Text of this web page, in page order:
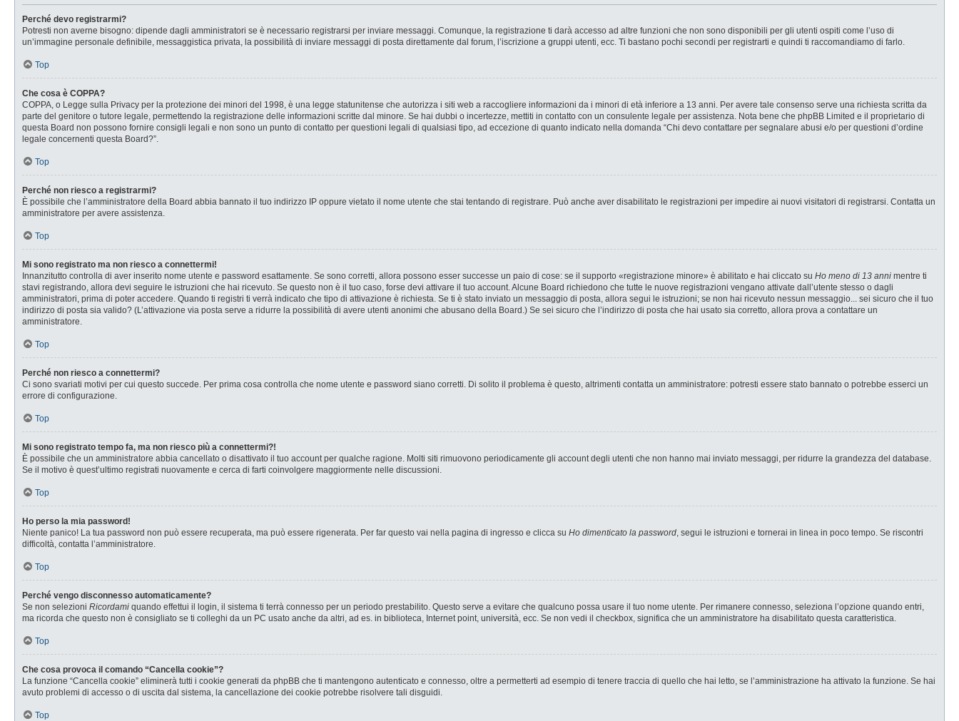
Perché devo registrarmi?
Potresti non averne bisogno: dipende dagli amministratori se è necessario registrarsi per inviare messaggi. Comunque, la registrazione ti darà accesso ad altre funzioni che non sono disponibili per gli utenti ospiti come l’uso di
un’immagine personale definibile, messaggistica privata, la possibilità di inviare messaggi di posta direttamente dal forum, l’iscrizione a gruppi utenti, ecc. Ti bastano pochi secondi per registrarti e quindi ti raccomandiamo di farlo.
Top
Che cosa è COPPA?
COPPA, o Legge sulla Privacy per la protezione dei minori del 1998, è una legge statunitense che autorizza i siti web a raccogliere informazioni da i minori di età inferiore a 13 anni. Per avere tale consenso serve una richiesta scritta da
parte del genitore o tutore legale, permettendo la registrazione delle informazioni scritte dal minore. Se hai dubbi o incertezze, mettiti in contatto con un consulente legale per assistenza. Nota bene che phpBB Limited e il proprietario di
questa Board non possono fornire consigli legali e non sono un punto di contatto per questioni legali di qualsiasi tipo, ad eccezione di quanto indicato nella domanda “Chi devo contattare per segnalare abusi e/o per questioni d’ordine
legale concernenti questa Board?”.
Top
Perché non riesco a registrarmi?
È possibile che l’amministratore della Board abbia bannato il tuo indirizzo IP oppure vietato il nome utente che stai tentando di registrare. Può anche aver disabilitato le registrazioni per impedire ai nuovi visitatori di registrarsi. Contatta un
amministratore per avere assistenza.
Top
Mi sono registrato ma non riesco a connettermi!
Innanzitutto controlla di aver inserito nome utente e password esattamente. Se sono corretti, allora possono esser successe un paio di cose: se il supporto «registrazione minore» è abilitato e hai cliccato su Ho meno di 13 anni mentre ti
stavi registrando, allora devi seguire le istruzioni che hai ricevuto. Se questo non è il tuo caso, forse devi attivare il tuo account. Alcune Board richiedono che tutte le nuove registrazioni vengano attivate dall’utente stesso o dagli
amministratori, prima di poter accedere. Quando ti registri ti verrà indicato che tipo di attivazione è richiesta. Se ti è stato inviato un messaggio di posta, allora segui le istruzioni; se non hai ricevuto nessun messaggio... sei sicuro che il tuo
indirizzo di posta sia valido? (L’attivazione via posta serve a ridurre la possibilità di avere utenti anonimi che abusano della Board.) Se sei sicuro che l’indirizzo di posta che hai usato sia corretto, allora prova a contattare un
amministratore.
Top
Perché non riesco a connettermi?
Ci sono svariati motivi per cui questo succede. Per prima cosa controlla che nome utente e password siano corretti. Di solito il problema è questo, altrimenti contatta un amministratore: potresti essere stato bannato o potrebbe esserci un
errore di configurazione.
Top
Mi sono registrato tempo fa, ma non riesco più a connettermi?!
È possibile che un amministratore abbia cancellato o disattivato il tuo account per qualche ragione. Molti siti rimuovono periodicamente gli account degli utenti che non hanno mai inviato messaggi, per ridurre la grandezza del database.
Se il motivo è quest’ultimo registrati nuovamente e cerca di farti coinvolgere maggiormente nelle discussioni.
Top
Ho perso la mia password!
Niente panico! La tua password non può essere recuperata, ma può essere rigenerata. Per far questo vai nella pagina di ingresso e clicca su Ho dimenticato la password, segui le istruzioni e tornerai in linea in poco tempo. Se riscontri
difficoltà, contatta l’amministratore.
Top
Perché vengo disconnesso automaticamente?
Se non selezioni Ricordami quando effettui il login, il sistema ti terrà connesso per un periodo prestabilito. Questo serve a evitare che qualcuno possa usare il tuo nome utente. Per rimanere connesso, seleziona l’opzione quando entri,
ma ricorda che questo non è consigliato se ti colleghi da un PC usato anche da altri, ad es. in biblioteca, Internet point, università, ecc. Se non vedi il checkbox, significa che un amministratore ha disabilitato questa caratteristica.
Top
Che cosa provoca il comando “Cancella cookie”?
La funzione “Cancella cookie” eliminerà tutti i cookie generati da phpBB che ti mantengono autenticato e connesso, oltre a permetterti ad esempio di tenere traccia di quello che hai letto, se l’amministrazione ha attivato la funzione. Se hai
avuto problemi di accesso o di uscita dal sistema, la cancellazione dei cookie potrebbe risolvere tali disguidi.
Top